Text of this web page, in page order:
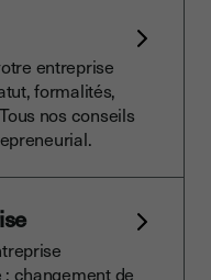
entreprise
formalités,
nos conseils
changement de